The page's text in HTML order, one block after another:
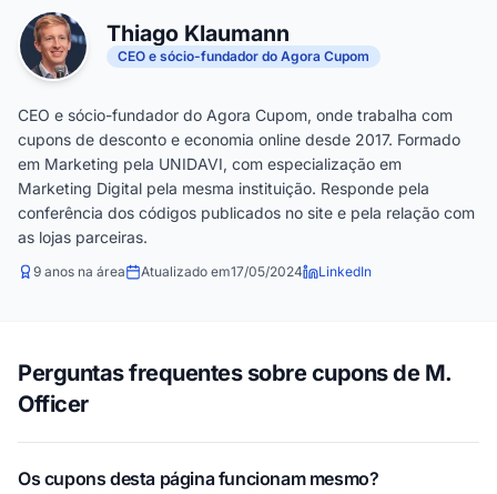
Thiago Klaumann
CEO e sócio-fundador do Agora Cupom
CEO e sócio-fundador do Agora Cupom, onde trabalha com
cupons de desconto e economia online desde 2017. Formado
em Marketing pela UNIDAVI, com especialização em
Marketing Digital pela mesma instituição. Responde pela
conferência dos códigos publicados no site e pela relação com
as lojas parceiras.
9 anos na área Atualizado em17/05/2024 LinkedIn
Perguntas frequentes sobre cupons de M.
Officer
Os cupons desta página funcionam mesmo?